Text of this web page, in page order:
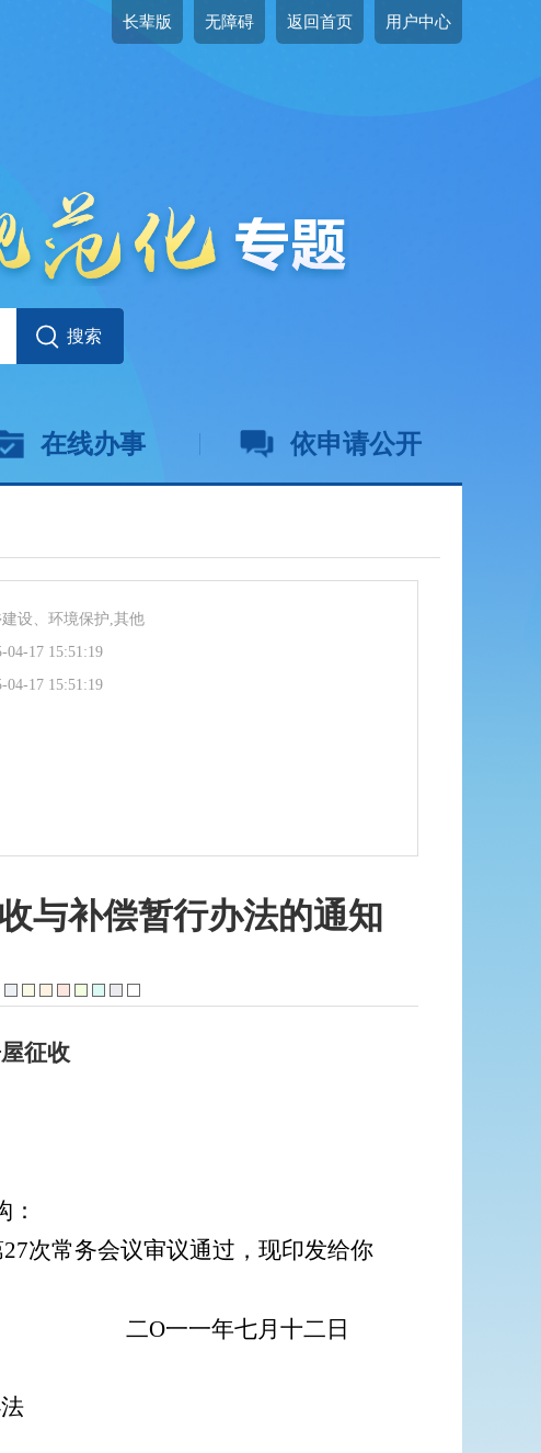
长辈版 无障碍 返回首页 用户中心
在线办事 依申请公开
设、环境保护,其他
04-17 15:51:19
04-17 15:51:19
与补偿暂行办法的通知
征收
27次常务会议审议通过，现印发给你
二O一一年七月十二日